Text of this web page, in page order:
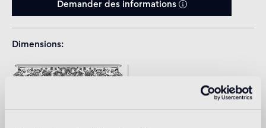
Demander des informations
Dimensions